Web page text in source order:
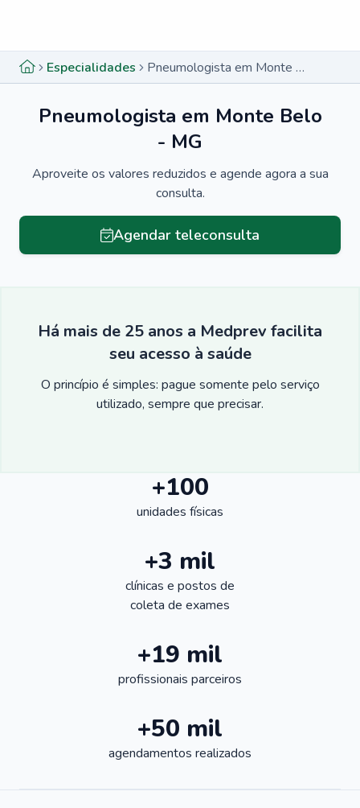
Especialidades Pneumologista em Monte Belo - MG
Pneumologista em Monte Belo
- MG
Aproveite os valores reduzidos e agende agora a sua
consulta.
Agendar teleconsulta
Há mais de 25 anos a Medprev facilita
seu acesso à saúde
O princípio é simples: pague somente pelo serviço
utilizado, sempre que precisar.
+100
unidades físicas
+3 mil
clínicas e postos de
coleta de exames
+19 mil
profissionais parceiros
+50 mil
agendamentos realizados